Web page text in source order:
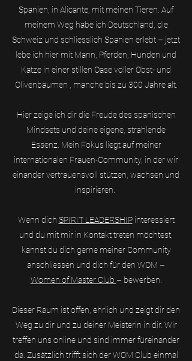
Spanien, in Alicante, mit meinen Tieren. Auf
meinem Weg habe ich Deutschland, die
Schweiz und schliesslich Spanien erlebt – jetzt
lebe ich hier mit Mann, Pferden, Hunden und
Katze in einer stillen Oase voller Obst- und
Olivenbäumen , manche bis zu 300 Jahre alt.
Hier zeige ich dir die Freude des spanischen
Mindsets und deine eigene, strahlende
Essenz. Mein Fokus liegt auf meiner
internationalen Frauen-Community, in der wir
einander vertrauensvoll stützen, wachsen und
inspirieren.
Wenn dich SPIRIT LEADERSHIPinteressiert
und du mit mir in Kontakt treten möchtest,
kannst du dich gerne meiner Community
anschliessen und dich für den WOM –
Women of Master Club – bewerben.
Dieser Raum ist offen, ehrlich und zeigt dir den
Weg zu dir und zu deiner Meisterin in dir. Wir
treffen uns online und sind immer füreinander
da. Zusätzlich trifft sich der WOM Club einmal